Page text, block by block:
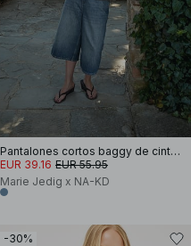
Pantalones cortos baggy de cintura baja
EUR 39.16 EUR 55.95
Marie Jedig x NA-KD
-30%